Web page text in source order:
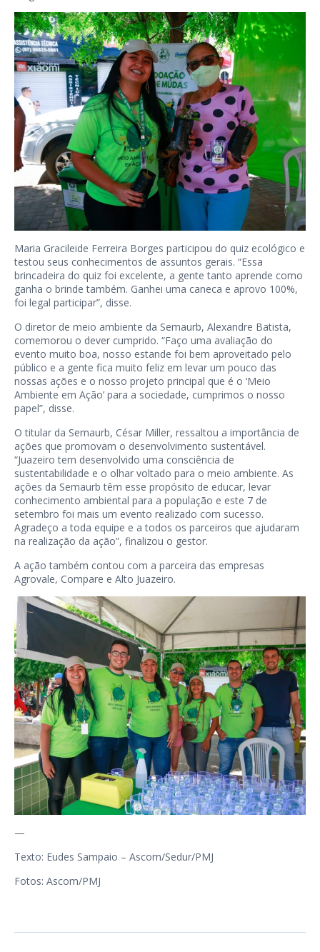
Maria Gracileide Ferreira Borges participou do quiz ecológico e
testou seus conhecimentos de assuntos gerais. “Essa
brincadeira do quiz foi excelente, a gente tanto aprende como
ganha o brinde também. Ganhei uma caneca e aprovo 100%,
foi legal participar”, disse.
O diretor de meio ambiente da Semaurb, Alexandre Batista,
comemorou o dever cumprido. “Faço uma avaliação do
evento muito boa, nosso estande foi bem aproveitado pelo
público e a gente fica muito feliz em levar um pouco das
nossas ações e o nosso projeto principal que é o ‘Meio
Ambiente em Ação’ para a sociedade, cumprimos o nosso
papel”, disse.
O titular da Semaurb, César Miller, ressaltou a importância de
ações que promovam o desenvolvimento sustentável.
“Juazeiro tem desenvolvido uma consciência de
sustentabilidade e o olhar voltado para o meio ambiente. As
ações da Semaurb têm esse propósito de educar, levar
conhecimento ambiental para a população e este 7 de
setembro foi mais um evento realizado com sucesso.
Agradeço a toda equipe e a todos os parceiros que ajudaram
na realização da ação”, finalizou o gestor.
A ação também contou com a parceira das empresas
Agrovale, Compare e Alto Juazeiro.
—
Texto: Eudes Sampaio – Ascom/Sedur/PMJ
Fotos: Ascom/PMJ